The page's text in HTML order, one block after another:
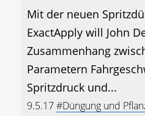
Mit der neuen
ExactApply will John
Zusammenhang
Parametern
Spritzdruck und...
9.5.17#Düngung und